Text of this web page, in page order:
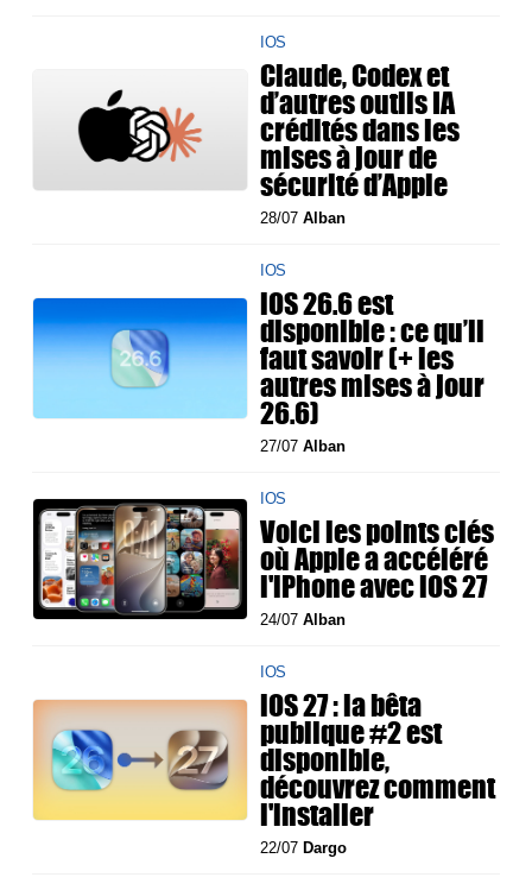
IOS
Claude, Codex et
d’autres outils IA
crédités dans les
mises à jour de
sécurité d’Apple
28/07Alban
IOS
iOS 26.6 est
disponible : ce qu’il
faut savoir (+ les
autres mises à jour
26.6)
27/07Alban
IOS
Voici les points clés
où Apple a accéléré
l'iPhone avec iOS 27
24/07Alban
IOS
iOS 27 : la bêta
publique #2 est
disponible,
découvrez comment
l'installer
22/07 Dargo